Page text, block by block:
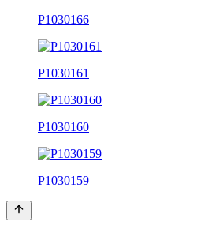
P1030166
P1030161
P1030160
P1030159